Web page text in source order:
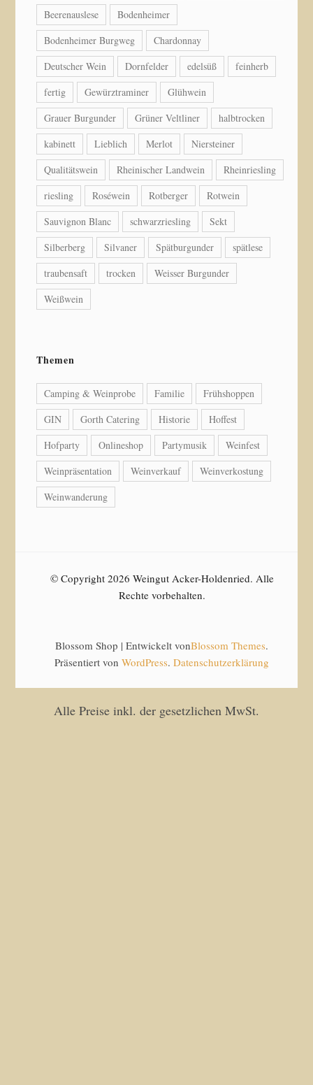
Beerenauslese
Bodenheimer
Bodenheimer Burgweg
Chardonnay
Deutscher Wein
Dornfelder edelsüß
feinherb
fertig
Gewürztraminer
Glühwein
Grauer Burgunder
Grüner Veltliner
halbtrocken
kabinett
Lieblich Merlot
Niersteiner
Qualitätswein
Rheinischer Landwein
Rheinriesling
riesling
Roséwein Rotberger
Rotwein
Sauvignon Blanc
schwarzriesling
Sekt
Silberberg
Silvaner Spätburgunder
spätlese
traubensaft
trocken
Weisser Burgunder
Weißwein
Themen
Camping & Weinprobe Familie
Frühshoppen
GIN
Gorth Catering Historie
Hoffest
Hofparty
Onlineshop Partymusik
Weinfest
Weinpräsentation
Weinverkauf
Weinverkostung
Weinwanderung
© Copyright 2026 Weingut Acker-Holdenried. Alle
Rechte vorbehalten.
Blossom Shop | Entwickelt vonBlossom Themes.
Präsentiert von WordPress. Datenschutzerklärung
Alle Preise inkl. der gesetzlichen MwSt.